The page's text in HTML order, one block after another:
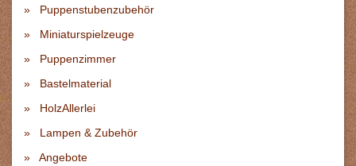
Puppenstubenzubehör
Miniaturspielzeuge
Puppenzimmer
Bastelmaterial
HolzAllerlei
Lampen & Zubehör
Angebote